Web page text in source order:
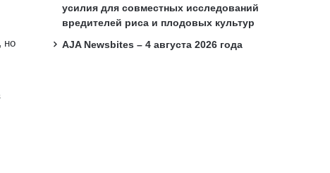
но
усилия для совместных исследований
вредителей риса и плодовых культур
AJA Newsbites – 4 августа 2026 года